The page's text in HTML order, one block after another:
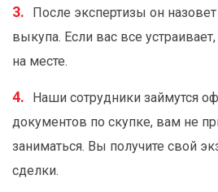
После экспертизы он
выкупа. Если вас все
на месте.
Наши сотрудники займутся
документов по скупке, вам не
заниматься. Вы получите свой
сделки.